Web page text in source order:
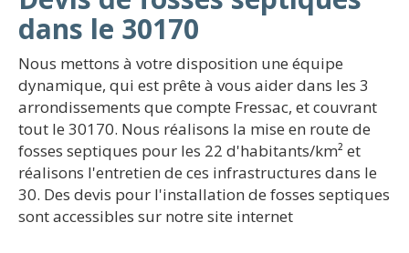
dans le 30170
Nous mettons à votre disposition une équipe
dynamique, qui est prête à vous aider dans les 3
arrondissements que compte Fressac, et couvrant
tout le 30170. Nous réalisons la mise en route de
fosses septiques pour les 22 d'habitants/km² et
réalisons l'entretien de ces infrastructures dans le
30. Des devis pour l'installation de fosses septiques
sont accessibles sur notre site internet